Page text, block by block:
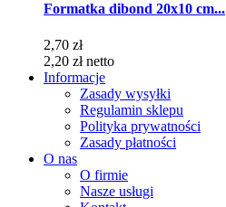
Formatka dibond 20x10 cm...
2,70 zł
2,20 zł netto
Informacje
Zasady wysyłki
Regulamin sklepu
Polityka prywatności
Zasady płatności
O nas
O firmie
Nasze usługi